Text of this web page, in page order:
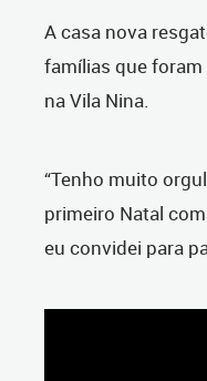
A casa nova
famílias que
na Vila Nina.
“Tenho muito
primeiro Natal
eu convidei para